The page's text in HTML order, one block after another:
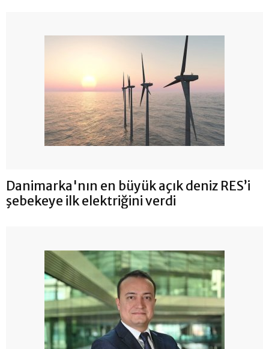
Danimarka'nın en büyük açık deniz RES’i
şebekeye ilk elektriğini verdi